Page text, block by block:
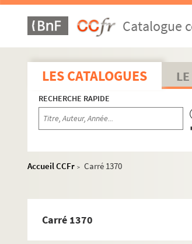
Catalogue
LES CATALOGUES
RECHERCHE RAPIDE
Accueil CCFr > Carré 1370
Carré 1370